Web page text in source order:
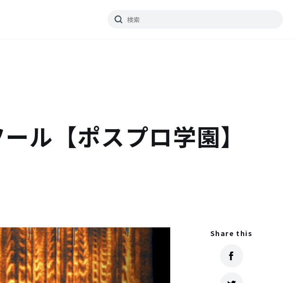
【ポスプロ学園】
Share this